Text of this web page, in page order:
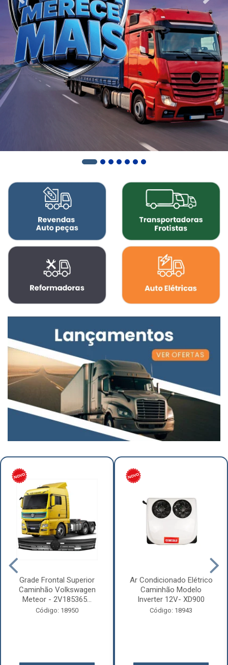
Grade Frontal Superior
Caminhão Volkswagen
Meteor - 2V185365...
Código: 18950
Ar Condicionado Elétrico
Caminhão Modelo
Inverter 12V- XD900
Código: 18943